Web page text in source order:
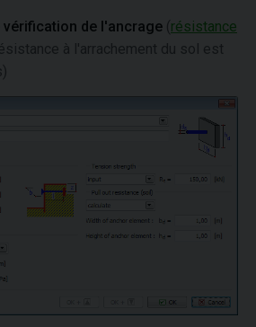
vérification de l'ancrage ( résistance
à l'arrachement du sol est